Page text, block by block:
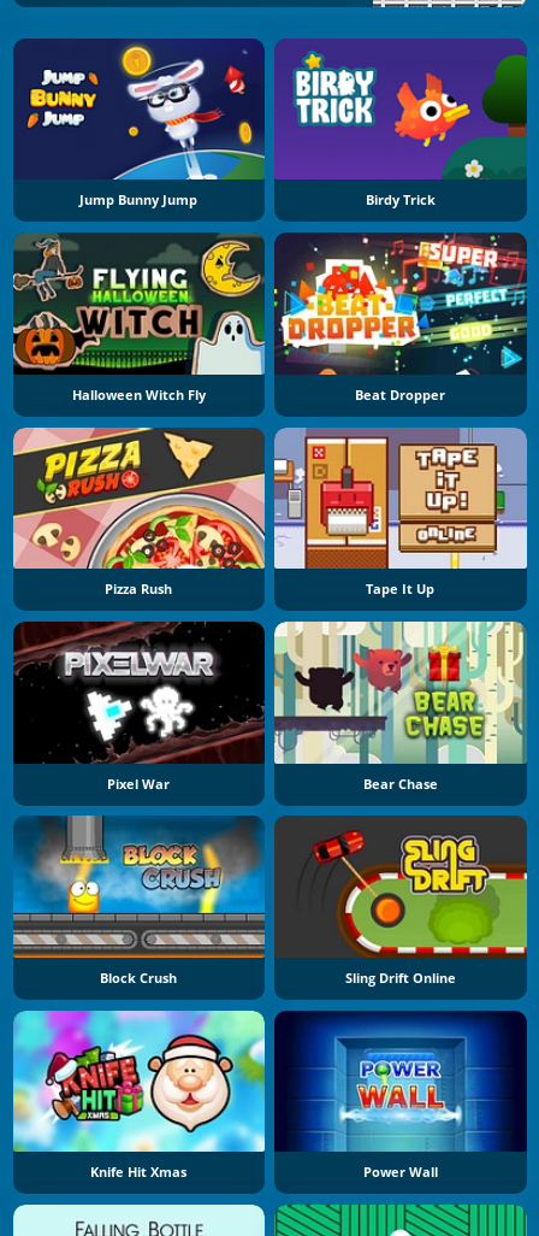
Jump Bunny Jump Birdy Trick
Halloween Witch Fly Beat Dropper
Pizza Rush Tape It Up
Pixel War Bear Chase
Block Crush Sling Drift Online
Knife Hit Xmas Power Wall